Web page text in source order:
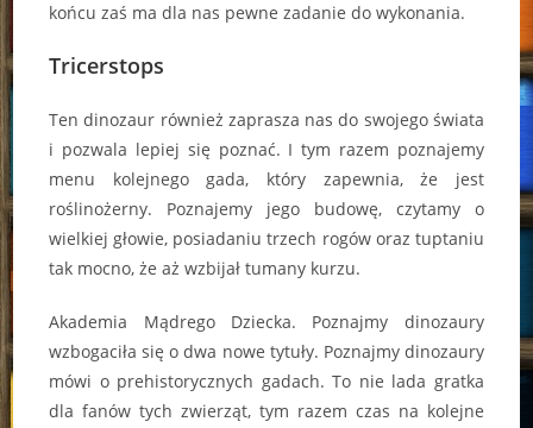
końcu zaś ma dla nas pewne zadanie do wykonania.
Tricerstops
Ten dinozaur również zaprasza nas do swojego świata
i pozwala lepiej się poznać. I tym razem poznajemy
menu kolejnego gada, który zapewnia, że jest
roślinożerny. Poznajemy jego budowę, czytamy o
wielkiej głowie, posiadaniu trzech rogów oraz tuptaniu
tak mocno, że aż wzbijał tumany kurzu.
Akademia Mądrego Dziecka. Poznajmy dinozaury
wzbogaciła się o dwa nowe tytuły. Poznajmy dinozaury
mówi o prehistorycznych gadach. To nie lada gratka
dla fanów tych zwierząt, tym razem czas na kolejne